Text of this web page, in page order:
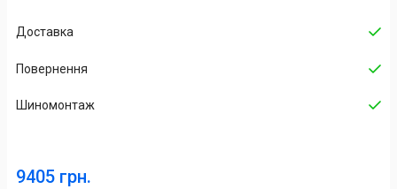
Доставка
Повернення
Шиномонтаж
9405 грн.